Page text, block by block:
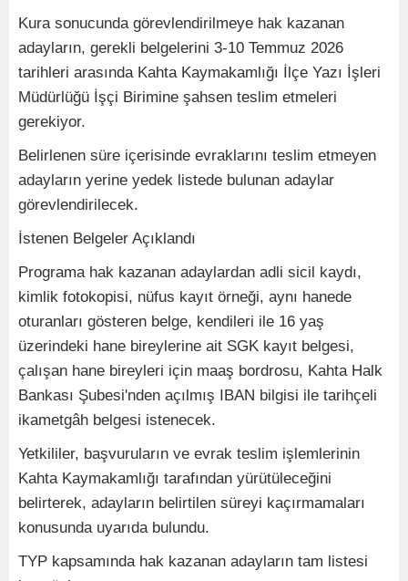
Kura sonucunda görevlendirilmeye hak kazanan
adayların, gerekli belgelerini 3-10 Temmuz 2026
tarihleri arasında Kahta Kaymakamlığı İlçe Yazı İşleri
Müdürlüğü İşçi Birimine şahsen teslim etmeleri
gerekiyor.
Belirlenen süre içerisinde evraklarını teslim etmeyen
adayların yerine yedek listede bulunan adaylar
görevlendirilecek.
İstenen Belgeler Açıklandı
Programa hak kazanan adaylardan adli sicil kaydı,
kimlik fotokopisi, nüfus kayıt örneği, aynı hanede
oturanları gösteren belge, kendileri ile 16 yaş
üzerindeki hane bireylerine ait SGK kayıt belgesi,
çalışan hane bireyleri için maaş bordrosu, Kahta Halk
Bankası Şubesi'nden açılmış IBAN bilgisi ile tarihçeli
ikametgâh belgesi istenecek.
Yetkililer, başvuruların ve evrak teslim işlemlerinin
Kahta Kaymakamlığı tarafından yürütüleceğini
belirterek, adayların belirtilen süreyi kaçırmamaları
konusunda uyarıda bulundu.
TYP kapsamında hak kazanan adayların tam listesi